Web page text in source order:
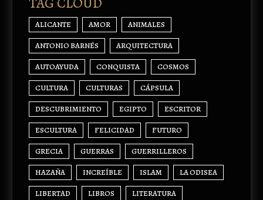
ALICANTE AMOR ANIMALES
ANTONIO BARNÉS ARQUITECTURA
AUTOAYUDA CONQUISTA COSMOS
CULTURA CULTURAS CÁPSULA
DESCUBRIMIENTO EGIPTO ESCRITOR
ESCULTURA FELICIDAD FUTURO
GRECIA GUERRAS GUERRILLEROS
HAZAÑA INCREÍBLE ISLAM LA ODISEA
LIBERTAD LIBROS LITERATURA